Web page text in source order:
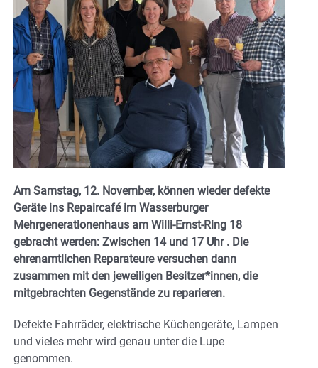
Am Samstag, 12. November, können wieder defekte
Geräte ins Repaircafé im Wasserburger
Mehrgenerationenhaus am Willi-Ernst-Ring 18
gebracht werden: Zwischen 14 und 17 Uhr . Die
ehrenamtlichen Reparateure versuchen dann
zusammen mit den jeweiligen Besitzer*innen, die
mitgebrachten Gegenstände zu reparieren.
Defekte Fahrräder, elektrische Küchengeräte, Lampen
und vieles mehr wird genau unter die Lupe
genommen.